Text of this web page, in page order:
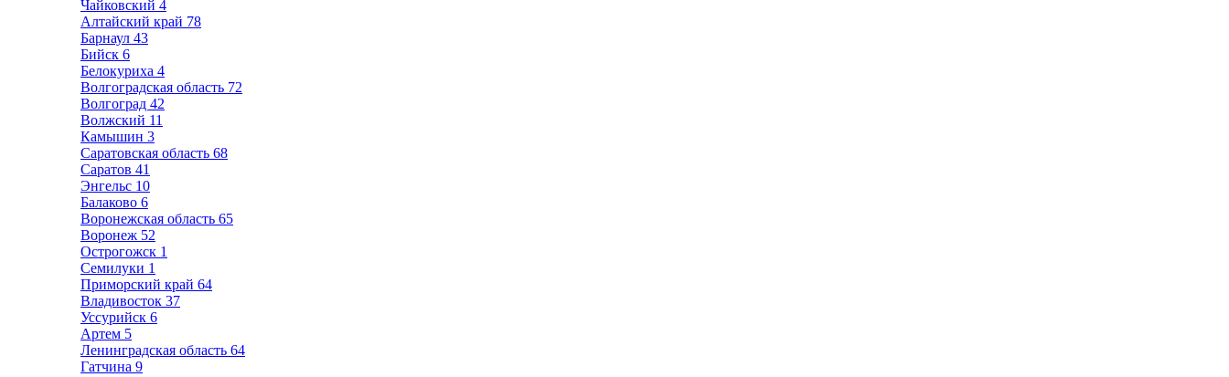
Чайковский 4
Алтайский край 78
Барнаул 43
Бийск 6
Белокуриха 4
Волгоградская область 72
Волгоград 42
Волжский 11
Камышин 3
Саратовская область 68
Саратов 41
Энгельс 10
Балаково 6
Воронежская область 65
Воронеж 52
Острогожск 1
Семилуки 1
Приморский край 64
Владивосток 37
Уссурийск 6
Артем 5
Ленинградская область 64
Гатчина 9